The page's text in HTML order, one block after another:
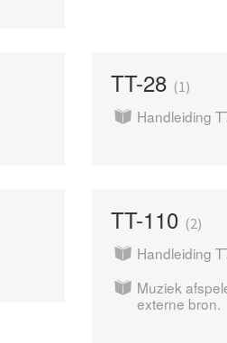
TT-28 1
Handleiding
TT-110 2
Handleiding
Muziek
externe bron.